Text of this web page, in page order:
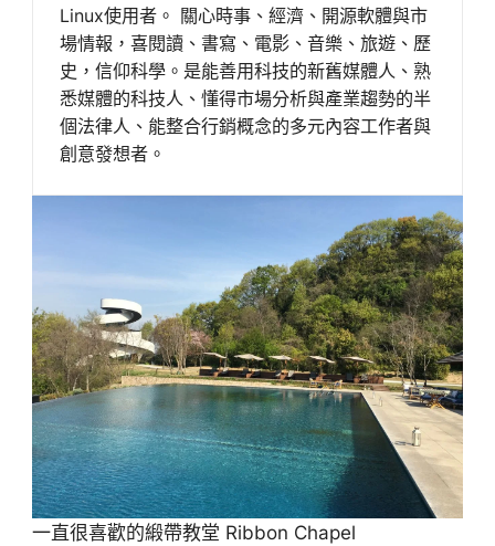
Linux使用者。 關心時事、經濟、開源軟體與市
場情報，喜閱讀、書寫、電影、音樂、旅遊、歷
史，信仰科學。是能善用科技的新舊媒體人、熟
悉媒體的科技人、懂得市場分析與產業趨勢的半
個法律人、能整合行銷概念的多元內容工作者與
創意發想者。
一直很喜歡的緞帶教堂 Ribbon Chapel